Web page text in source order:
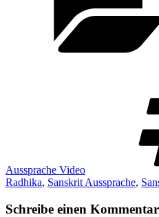
Aussprache Video
Radhika, Sanskrit Aussprache,
Schreibe einen Kommentar